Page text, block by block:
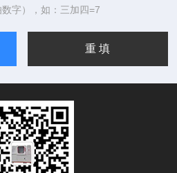
字），如：三加四=7